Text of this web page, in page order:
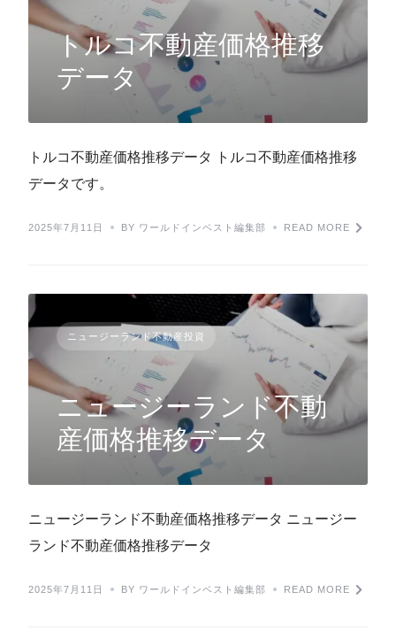
トルコ不動産価格推移
データ
トルコ不動産価格推移データ トルコ不動産価格推移
データです。
2025年7月11日 BY ワールドインベスト編集部 READ MORE
ニュージーランド不動産投資
ニュージーランド不動
産価格推移データ
ニュージーランド不動産価格推移データ ニュージー
ランド不動産価格推移データ
2025年7月11日 BY ワールドインベスト編集部 READ MORE